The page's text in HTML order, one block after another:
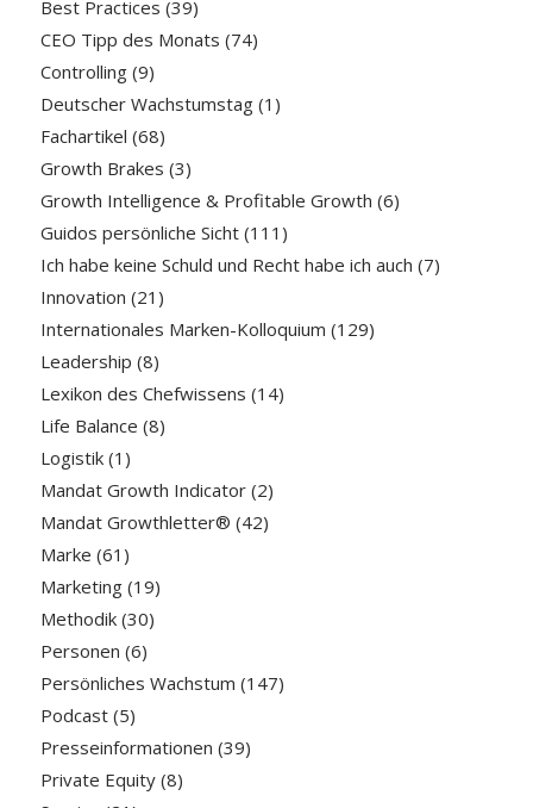
Best Practices (39)
CEO Tipp des Monats (74)
Controlling(9)
Deutscher Wachstumstag(1)
Fachartikel (68)
Growth Brakes (3)
Growth Intelligence & Profitable Growth (6)
Guidos persönliche Sicht(111)
Ich habe keine Schuld und Recht habe ich auch (7)
Innovation (21)
Internationales Marken-Kolloquium (129)
Leadership (8)
Lexikon des Chefwissens (14)
Life Balance (8)
Logistik(1)
Mandat Growth Indicator(2)
Mandat Growthletter® (42)
Marke (61)
Marketing(19)
Methodik(30)
Personen (6)
Persönliches Wachstum (147)
Podcast(5)
Presseinformationen (39)
Private Equity(8)